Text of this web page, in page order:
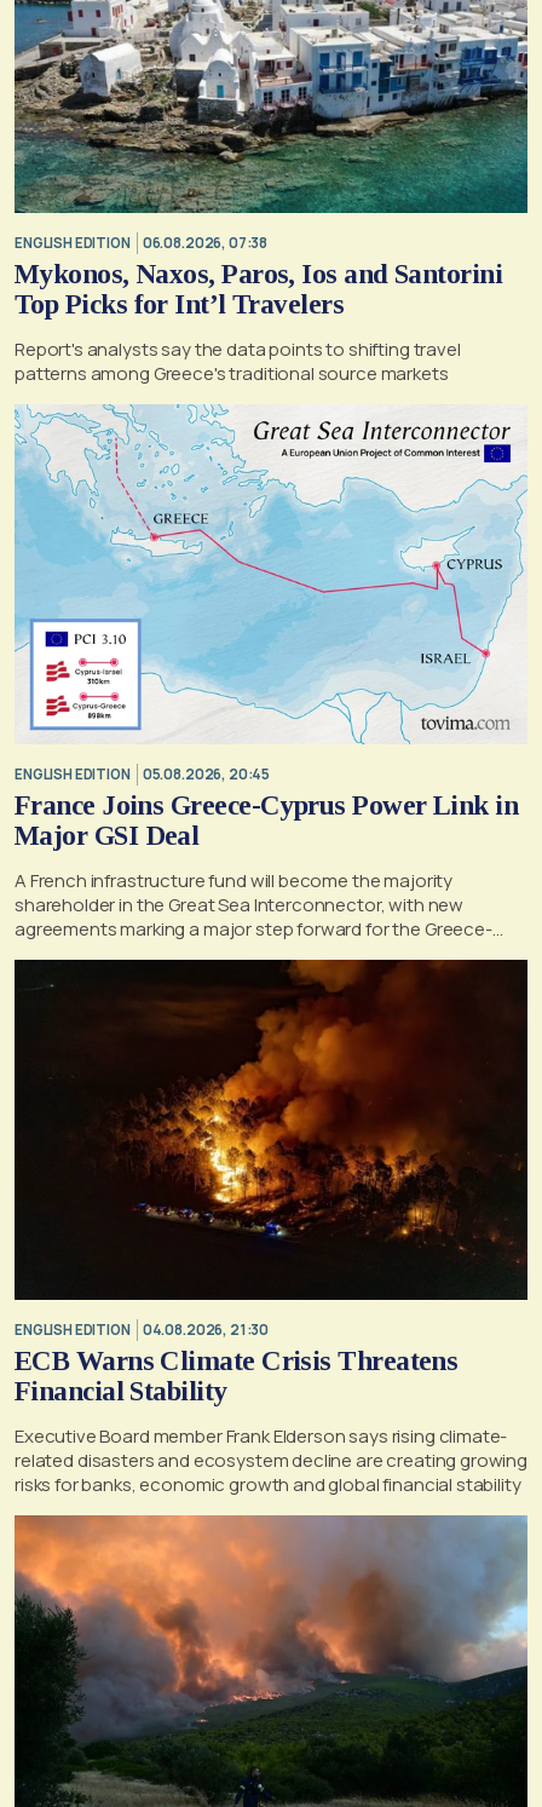
ENGLISH EDITION 06.08.2026, 07:38
Mykonos, Naxos, Paros, Ios and Santorini
Top Picks for Int’l Travelers
Report's analysts say the data points to shifting travel
patterns among Greece's traditional source markets
ENGLISH EDITION 05.08.2026, 20:45
France Joins Greece-Cyprus Power Link in
Major GSI Deal
A French infrastructure fund will become the majority
shareholder in the Great Sea Interconnector, with new
agreements marking a major step forward for the Greece-
Cyprus electricity link
ENGLISH EDITION 04.08.2026, 21:30
ECB Warns Climate Crisis Threatens
Financial Stability
Executive Board member Frank Elderson says rising climate-
related disasters and ecosystem decline are creating growing
risks for banks, economic growth and global financial stability